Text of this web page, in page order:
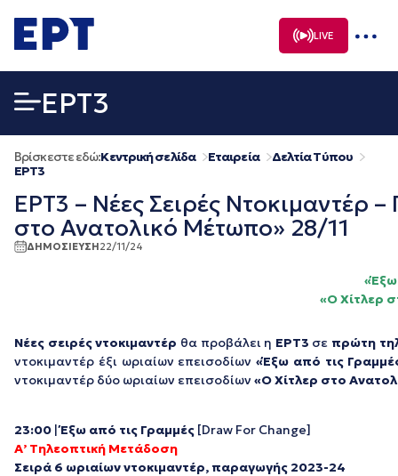
σε
περιεχόμενο
LIVE
EΡΤ3
Βρίσκεστε εδώ:Κεντρική σελίδα Εταιρεία
Δελτία Τύπου
EΡΤ3
ΕΡΤ3 – Νέες Σειρές Ντοκιμαντέρ
στο Ανατολικό Μέτωπο» 28/11
ΔΗΜΟΣΙΕΥΣΗ22/11/24
«Έξω
«Ο Χίτλερ
Νέες σειρές ντοκιμαντέρ θα προβάλει η ΕΡΤ3 σε πρώτη
ντοκιμαντέρ έξι ωριαίων επεισοδίων«Έξω από τις
ντοκιμαντέρ δύο ωριαίων επεισοδίων «Ο Χίτλερ στο
23:00 |Έξω από τις Γραμμές [Draw For Change]
Α’ Τηλεοπτική Μετάδοση
Σειρά 6 ωριαίων ντοκιμαντέρ, παραγωγής 2023-24